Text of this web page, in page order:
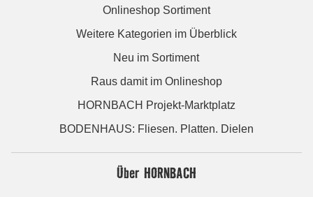
Onlineshop Sortiment
Weitere Kategorien im Überblick
Neu im Sortiment
Raus damit im Onlineshop
HORNBACH Projekt-Marktplatz
BODENHAUS: Fliesen. Platten. Dielen
Über HORNBACH